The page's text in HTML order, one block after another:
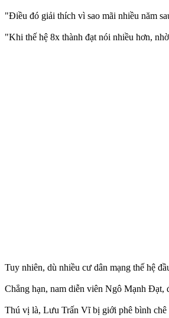
"Điều đó giải thích vì sao mãi nhiều năm
"Khi thế hệ 8x thành đạt nói nhiều hơn,
Tuy nhiên, dù nhiều cư dân mạng thế hệ
Chẳng hạn, nam diễn viên Ngô Mạnh
Thú vị là, Lưu Trấn Vĩ bị giới phê bình